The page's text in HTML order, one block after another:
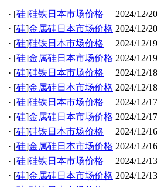
· [硅]硅铁日本市场价格
2024/12/20
· [硅]金属硅日本市场价格 2024/12/20
· [硅]硅铁日本市场价格
2024/12/19
· [硅]金属硅日本市场价格 2024/12/19
· [硅]硅铁日本市场价格
2024/12/18
· [硅]金属硅日本市场价格 2024/12/18
· [硅]硅铁日本市场价格
2024/12/17
· [硅]金属硅日本市场价格 2024/12/17
· [硅]硅铁日本市场价格
2024/12/16
· [硅]金属硅日本市场价格 2024/12/16
· [硅]硅铁日本市场价格
2024/12/13
· [硅]金属硅日本市场价格 2024/12/13